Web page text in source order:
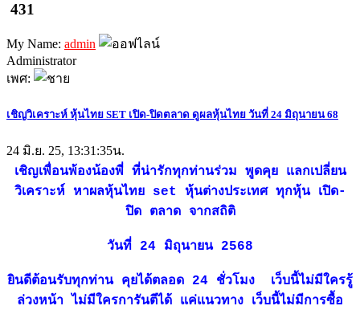
431
My Name: admin
Administrator
เพศ:
เชิญวิเคราะห์ หุ้นไทย SET เปิด-ปิดตลาด ดูผลหุ้นไทย วันที่ 24 มิถุนายน 68
24 มิ.ย. 25, 13:31:35น.
เชิญเพื่อนพ้องน้องพี่ ที่น่ารักทุกท่านร่วม พูดคุย แลกเปลี่ยน
วิเคราะห์ หาผลหุ้นไทย set หุ้นต่างประเทศ ทุกหุ้น เปิด-
ปิด ตลาด จากสถิติ
วันที่ 24 มิถุนายน 2568
ยินดีต้อนรับทุกท่าน คุยได้ตลอด 24 ชั่วโมง เว็บนี้ไม่มีใครรู้
ล่วงหน้า ไม่มีใครการันตีได้ แค่แนวทาง เว็บนี้ไม่มีการซื้อ